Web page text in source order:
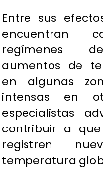
Entre sus
encuentran
regímenes
aumentos de
en algunas
intensas en
especialistas
contribuir a
registren
temperatura